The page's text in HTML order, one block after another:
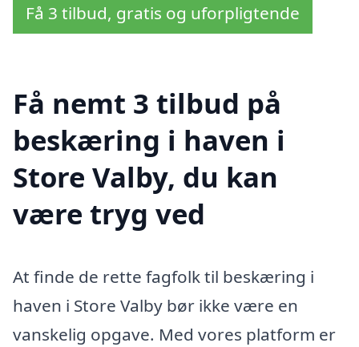
Få 3 tilbud, gratis og uforpligtende
Få nemt 3 tilbud på
beskæring i haven i
Store Valby, du kan
være tryg ved
At finde de rette fagfolk til beskæring i
haven i Store Valby bør ikke være en
vanskelig opgave. Med vores platform er